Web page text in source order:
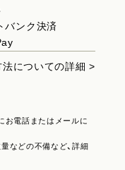
バンク決済
法についての詳細 >
お電話またはメールに
などの不備など、詳細